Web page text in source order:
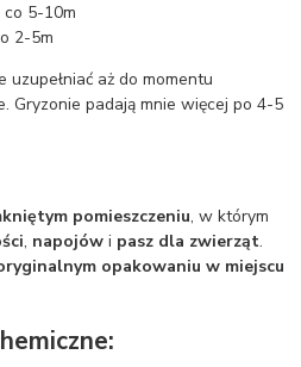
5-10m
2-5m
aż do momentu
Gryzonie padają mnie więcej po 4-5
pomieszczeniu, w którym
, napojówi pasz dla zwierząt.
opakowaniu w miejscu